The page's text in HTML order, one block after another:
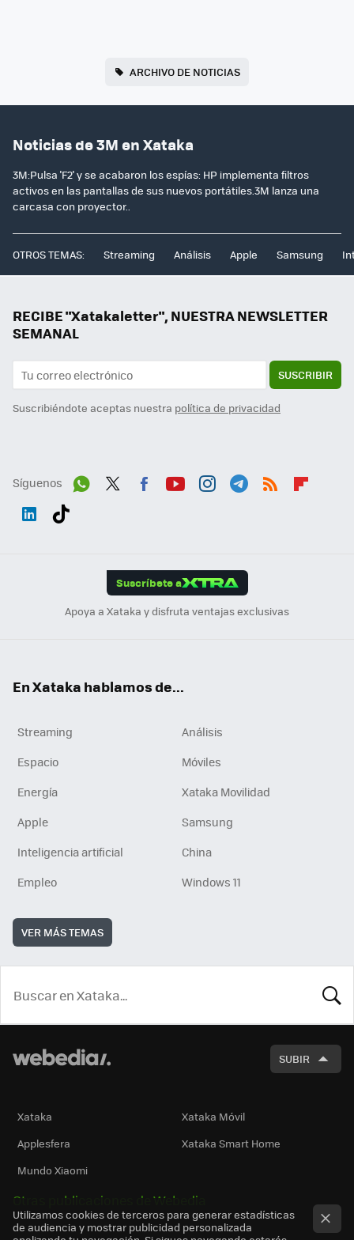
ARCHIVO DE NOTICIAS
Noticias de 3M en Xataka
3M:Pulsa 'F2' y se acabaron los espías: HP implementa filtros
activos en las pantallas de sus nuevos portátiles.3M lanza una
carcasa con proyector..
OTROS TEMAS: Streaming Análisis Apple Samsung
RECIBE "Xatakaletter", NUESTRA NEWSLETTER
SEMANAL
SUSCRIBIR
Suscribiéndote aceptas nuestra política de privacidad
Síguenos
Suscríbete a
Apoya a Xataka y disfruta ventajas exclusivas
En Xataka hablamos de...
Streaming
Análisis
Espacio
Móviles
Energía
Xataka Movilidad
Apple
Samsung
Inteligencia artificial
China
Empleo
Windows 11
VER MÁS TEMAS
SUBIR
Xataka
Xataka Móvil
Applesfera
Xataka Smart Home
Mundo Xiaomi
Otras publicaciones de Webedia
Utilizamos cookies de terceros para generar estadísticas
de audiencia y mostrar publicidad personalizada